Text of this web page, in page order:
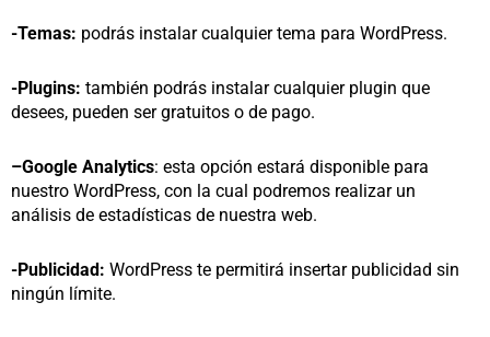
-Temas: podrás instalar cualquier tema para WordPress.
-Plugins: también podrás instalar cualquier plugin que
desees, pueden ser gratuitos o de pago.
–Google Analytics: esta opción estará disponible para
nuestro WordPress, con la cual podremos realizar un
análisis de estadísticas de nuestra web.
-Publicidad: WordPress te permitirá insertar publicidad sin
ningún límite.